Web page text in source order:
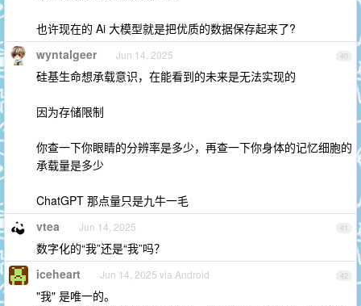
也许现在的 Ai 大模型就是把优质的数据保存起来了?
40
wyntalgeer Jun 14, 2025
硅基生命想承载意识，在能看到的未来是无法实现的
因为存储限制
你查一下你眼睛的分辨率是多少，再查一下你身体的记忆细胞的
承载量是多少
ChatGPT 那点量只是九牛一毛
41
vtea Jun 14, 2025
数字化的“我”还是“我”吗？
42
iceheart Jun 14, 2025 via Android
"我" 是唯一的。